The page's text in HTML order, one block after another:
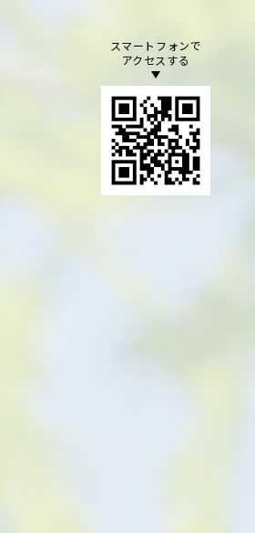
スマートフォンで
アクセスする